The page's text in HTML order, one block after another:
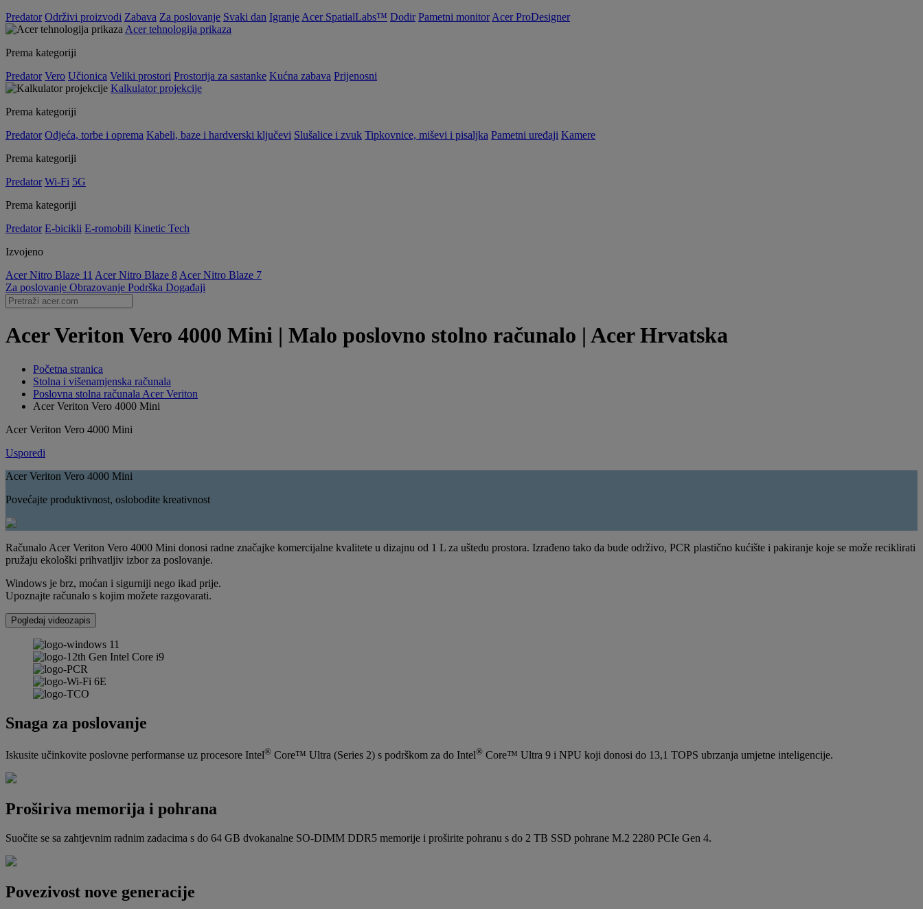
Predator Održivi proizvodi Zabava Za poslovanje Svaki dan Igranje Acer SpatialLabs™ Dodir Pametni monitor Acer ProDesigner
Acer tehnologija prikaza
Prema kategoriji
Predator Vero Učionica Veliki prostori Prostorija za sastanke Kućna zabava Prijenosni
Kalkulator projekcije
Prema kategoriji
Predator Odjeća, torbe i oprema Kabeli, baze i hardverski ključevi Slušalice i zvuk Tipkovnice, miševi i pisaljka Pametni uređaji Kamere
Prema kategoriji
Predator Wi-Fi 5G
Prema kategoriji
Predator E-bicikli E-romobili Kinetic Tech
Izvojeno
Acer Nitro Blaze 11 Acer Nitro Blaze 8 Acer Nitro Blaze 7
Za poslovanje Obrazovanje Podrška Događaji
Acer Veriton Vero 4000 Mini | Malo poslovno stolno računalo | Acer Hrvatska
Početna stranica
Stolna i višenamjenska računala
Poslovna stolna računala Acer Veriton
Acer Veriton Vero 4000 Mini
Acer Veriton Vero 4000 Mini
Usporedi
Acer Veriton Vero 4000 Mini
Povećajte produktivnost, oslobodite kreativnost
Računalo Acer Veriton Vero 4000 Mini donosi radne značajke komercijalne kvalitete u dizajnu od 1 L za uštedu prostora. Izrađeno tako da bude održivo, PCR plastično kućište i pakiranje koje se može reciklirati
pružaju ekološki prihvatljiv izbor za poslovanje.
Windows je brz, moćan i sigurniji nego ikad prije.
Upoznajte računalo s kojim možete razgovarati.
Pogledaj videozapis
Snaga za poslovanje
Iskusite učinkovite poslovne performanse uz procesore Intel® Core™ Ultra (Series 2) s podrškom za do Intel® Core™ Ultra 9 i NPU koji donosi do 13,1 TOPS ubrzanja umjetne inteligencije.
Proširiva memorija i pohrana
Suočite se sa zahtjevnim radnim zadacima s do 64 GB dvokanalne SO-DIMM DDR5 memorije i proširite pohranu s do 2 TB SSD pohrane M.2 2280 PCIe Gen 4.
Povezivost nove generacije